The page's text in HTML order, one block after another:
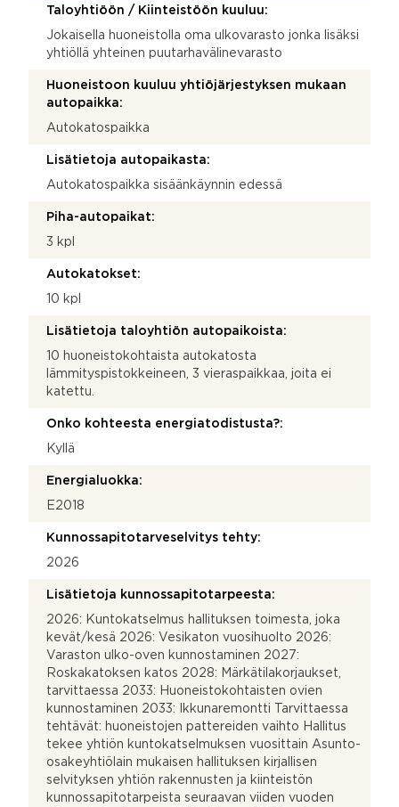
Taloyhtiöön / Kiinteistöön kuuluu:
Jokaisella huoneistolla oma ulkovarasto jonka lisäksi
yhtiöllä yhteinen puutarhavälinevarasto
Huoneistoon kuuluu yhtiöjärjestyksen mukaan
autopaikka:
Autokatospaikka
Lisätietoja autopaikasta:
Autokatospaikka sisäänkäynnin edessä
Piha-autopaikat:
3 kpl
Autokatokset:
10 kpl
Lisätietoja taloyhtiön autopaikoista:
10 huoneistokohtaista autokatosta
lämmityspistokkeineen, 3 vieraspaikkaa, joita ei
katettu.
Onko kohteesta energiatodistusta?:
Kyllä
Energialuokka:
E2018
Kunnossapitotarveselvitys tehty:
2026
Lisätietoja kunnossapitotarpeesta:
2026: Kuntokatselmus hallituksen toimesta, joka
kevät/kesä 2026: Vesikaton vuosihuolto 2026:
Varaston ulko-oven kunnostaminen 2027:
Roskakatoksen katos 2028: Märkätilakorjaukset,
tarvittaessa 2033: Huoneistokohtaisten ovien
kunnostaminen 2033: Ikkunaremontti Tarvittaessa
tehtävät: huoneistojen pattereiden vaihto Hallitus
tekee yhtiön kuntokatselmuksen vuosittain Asunto-
osakeyhtiölain mukaisen hallituksen kirjallisen
selvityksen yhtiön rakennusten ja kiinteistön
kunnossapitotarpeista seuraavan viiden vuoden